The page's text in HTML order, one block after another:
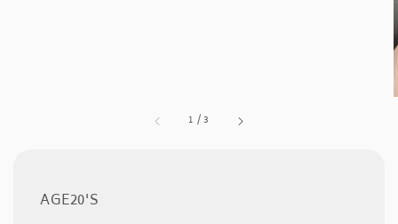
1 /3
AGE20'S